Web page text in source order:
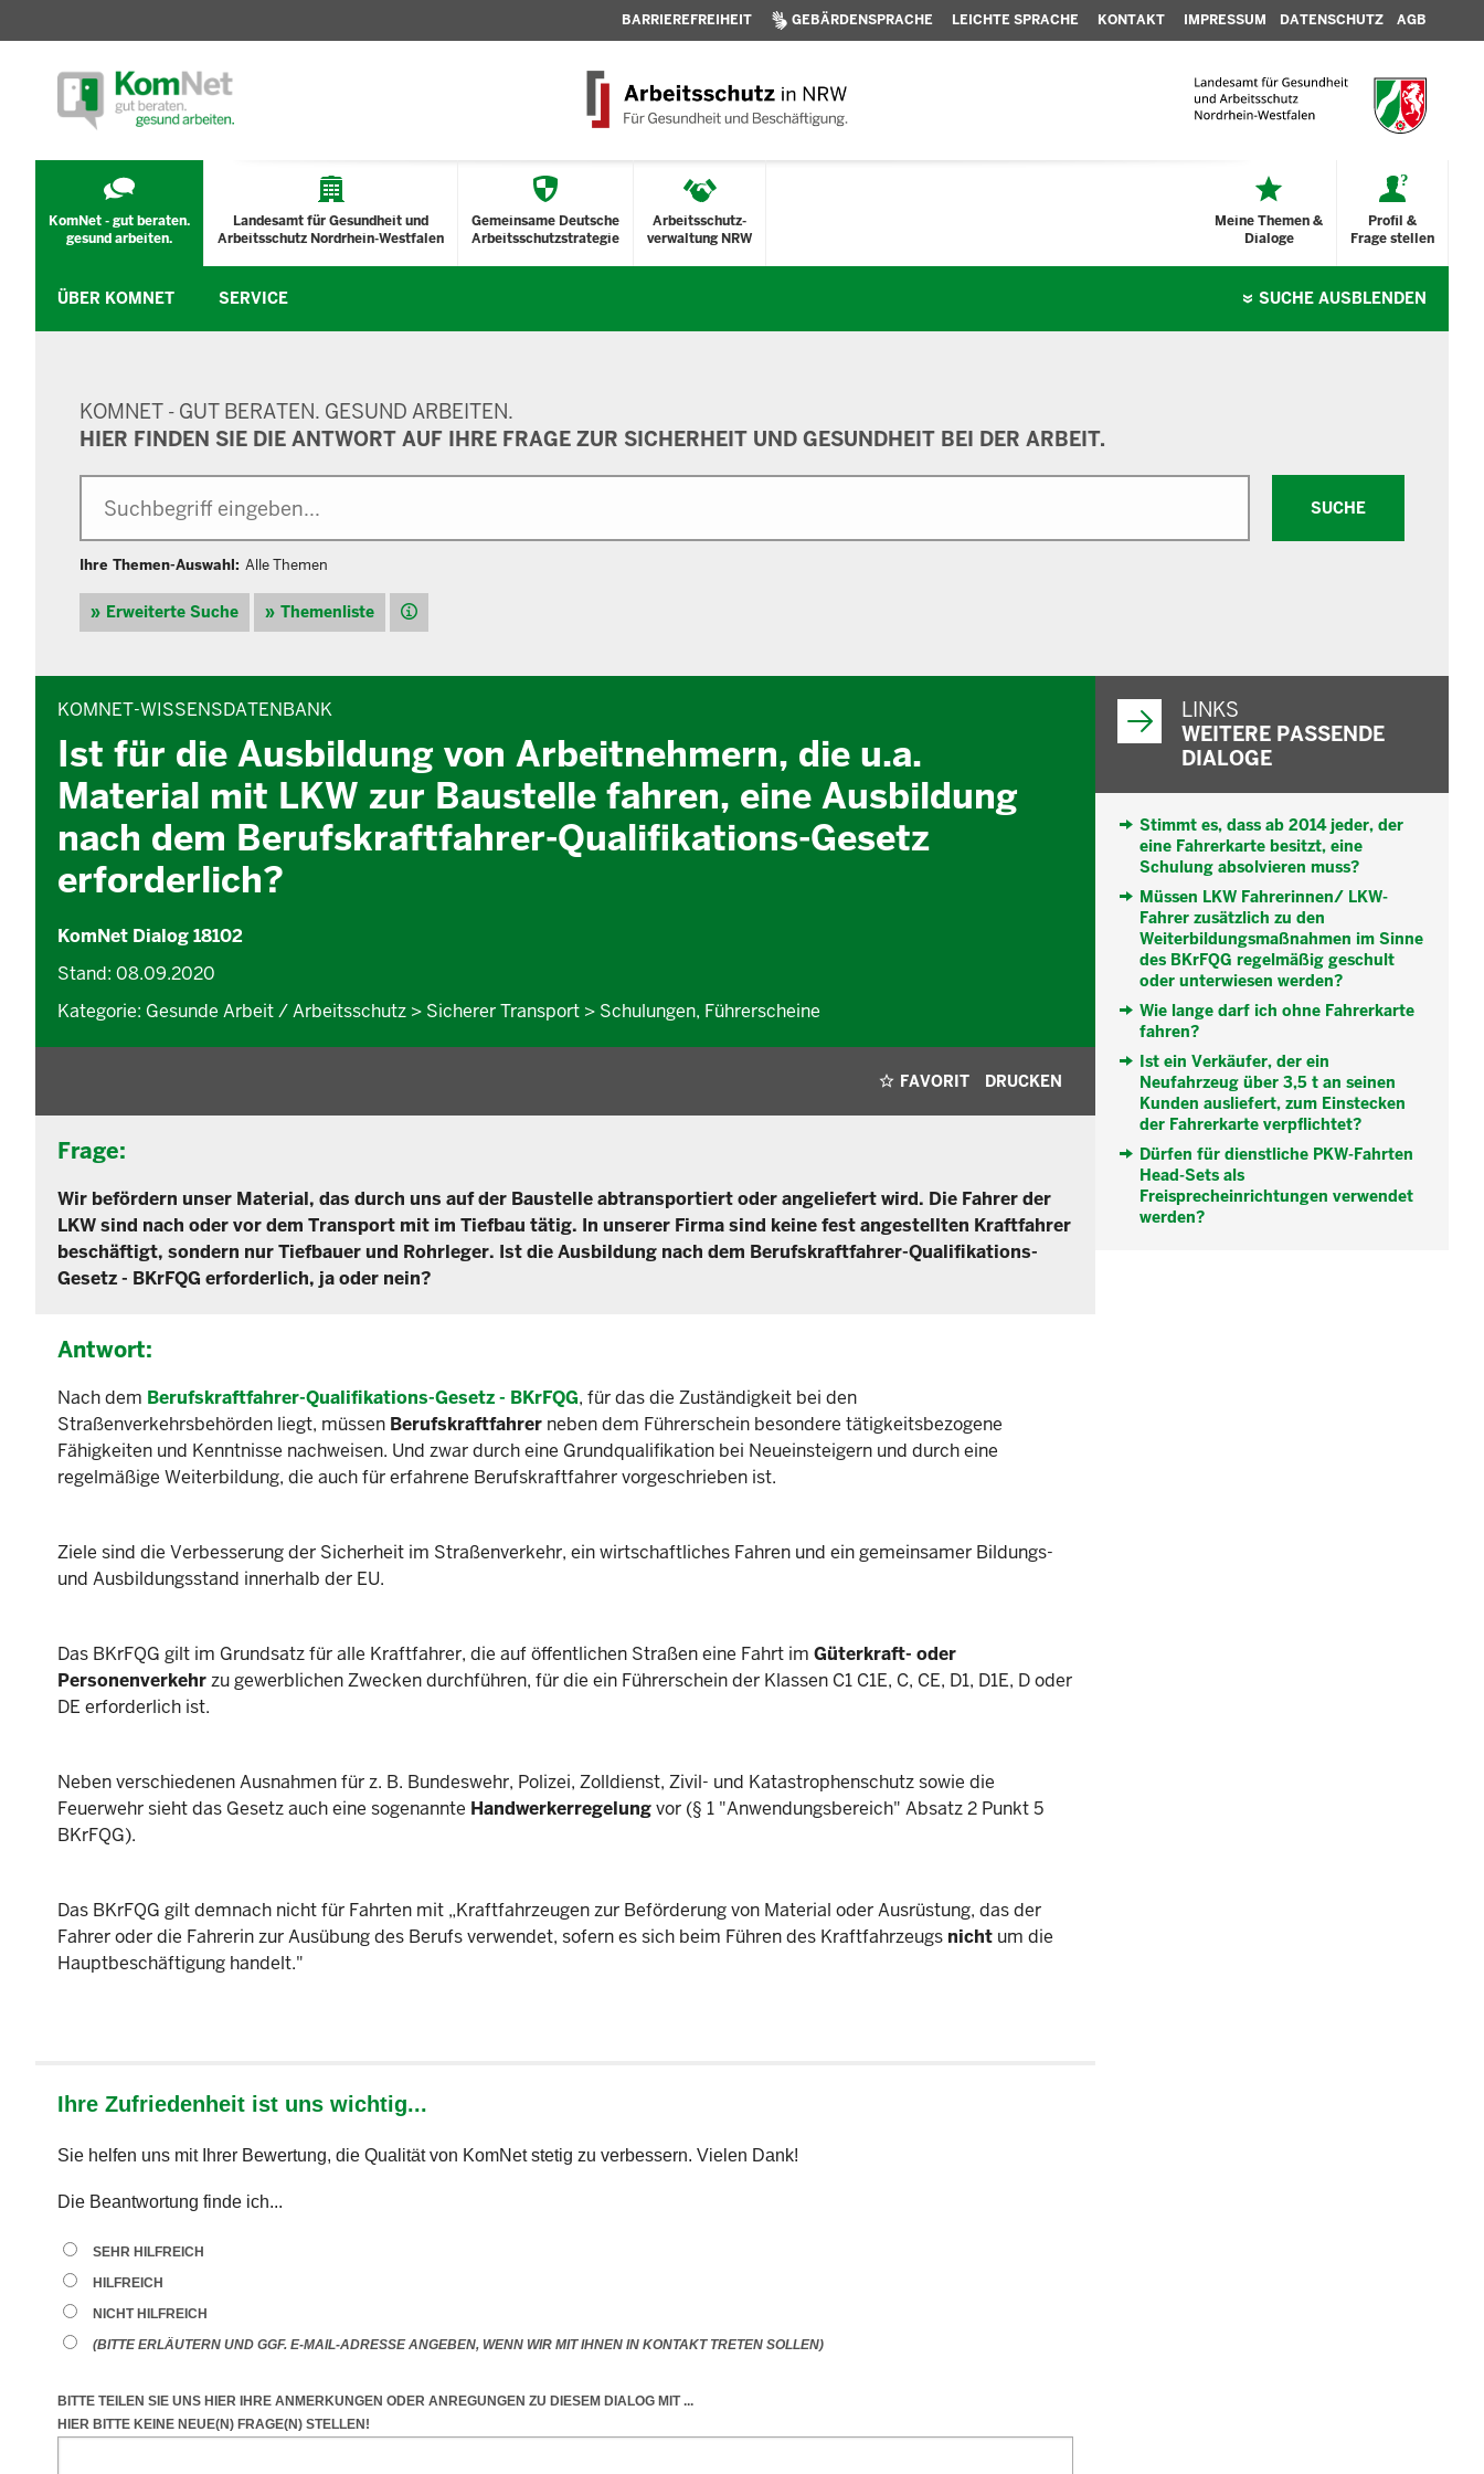
BARRIEREFREIHEIT GEBÄRDENSPRACHE LEICHTE SPRACHE KONTAKT IMPRESSUM DATENSCHUTZ AGB
KomNet - gut beraten.
gesund arbeiten.
Landesamt für Gesundheit und
Arbeitsschutz Nordrhein-Westfalen
Gemeinsame Deutsche
Arbeitsschutzstrategie
Arbeitsschutz-
verwaltung NRW
Profil &
Frage stellen
Meine Themen &
Dialoge
ÜBER KOMNET SERVICE SUCHE AUSBLENDEN
KOMNET - GUT BERATEN. GESUND ARBEITEN.
HIER FINDEN SIE DIE ANTWORT AUF IHRE FRAGE ZUR SICHERHEIT UND GESUNDHEIT BEI DER ARBEIT.
SUCHE
Ihre Themen-Auswahl: Alle Themen
Erweiterte Suche Themenliste Hilfe
KOMNET-WISSENSDATENBANK
Ist für die Ausbildung von Arbeitnehmern, die u.a.
Material mit LKW zur Baustelle fahren, eine Ausbildung
nach dem Berufskraftfahrer-Qualifikations-Gesetz
erforderlich?
KomNet Dialog 18102
Stand: 08.09.2020
Kategorie: Gesunde Arbeit / Arbeitsschutz > Sicherer Transport > Schulungen, Führerscheine
FAVORIT DRUCKEN
Frage:
Wir befördern unser Material, das durch uns auf der Baustelle abtransportiert oder angeliefert wird. Die Fahrer der
LKW sind nach oder vor dem Transport mit im Tiefbau tätig. In unserer Firma sind keine fest angestellten Kraftfahrer
beschäftigt, sondern nur Tiefbauer und Rohrleger. Ist die Ausbildung nach dem Berufskraftfahrer-Qualifikations-
Gesetz - BKrFQG erforderlich, ja oder nein?
Antwort:
Nach dem Berufskraftfahrer-Qualifikations-Gesetz - BKrFQG, für das die Zuständigkeit bei den
Straßenverkehrsbehörden liegt, müssen Berufskraftfahrer neben dem Führerschein besondere tätigkeitsbezogene
Fähigkeiten und Kenntnisse nachweisen. Und zwar durch eine Grundqualifikation bei Neueinsteigern und durch eine
regelmäßige Weiterbildung, die auch für erfahrene Berufskraftfahrer vorgeschrieben ist.
Ziele sind die Verbesserung der Sicherheit im Straßenverkehr, ein wirtschaftliches Fahren und ein gemeinsamer Bildungs-
und Ausbildungsstand innerhalb der EU.
Das BKrFQG gilt im Grundsatz für alle Kraftfahrer, die auf öffentlichen Straßen eine Fahrt im Güterkraft- oder
Personenverkehrzu gewerblichen Zwecken durchführen, für die ein Führerschein der Klassen C1 C1E, C, CE, D1, D1E, D oder
DE erforderlich ist.
Neben verschiedenen Ausnahmen für z. B. Bundeswehr, Polizei, Zolldienst, Zivil- und Katastrophenschutz sowie die
Feuerwehr sieht das Gesetz auch eine sogenannte Handwerkerregelungvor (§ 1 "Anwendungsbereich" Absatz 2 Punkt 5
BKrFQG).
Das BKrFQG gilt demnach nicht für Fahrten mit „Kraftfahrzeugen zur Beförderung von Material oder Ausrüstung, das der
Fahrer oder die Fahrerin zur Ausübung des Berufs verwendet, sofern es sich beim Führen des Kraftfahrzeugs nicht um die
Hauptbeschäftigung handelt."
LINKS
WEITERE PASSENDE
DIALOGE
Stimmt es, dass ab 2014 jeder, der
eine Fahrerkarte besitzt, eine
Schulung absolvieren muss?
Müssen LKW Fahrerinnen/ LKW-
Fahrer zusätzlich zu den
Weiterbildungsmaßnahmen im Sinne
des BKrFQG regelmäßig geschult
oder unterwiesen werden?
Wie lange darf ich ohne Fahrerkarte
fahren?
Ist ein Verkäufer, der ein
Neufahrzeug über 3,5 t an seinen
Kunden ausliefert, zum Einstecken
der Fahrerkarte verpflichtet?
Dürfen für dienstliche PKW-Fahrten
Head-Sets als
Freisprecheinrichtungen verwendet
werden?